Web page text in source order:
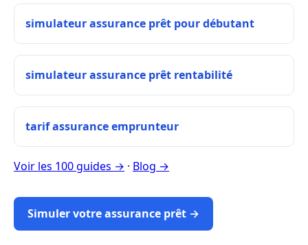
simulateur assurance prêt pour débutant
simulateur assurance prêt rentabilité
tarif assurance emprunteur
Voir les 100 guides → · Blog →
Simuler votre assurance prêt →